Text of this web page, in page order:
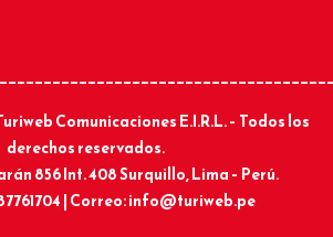
Comunicaciones E.I.R.L. – Todos los
derechos reservados.
856 Int. 408 Surquillo, Lima – Perú.
| Correo: info@turiweb.pe